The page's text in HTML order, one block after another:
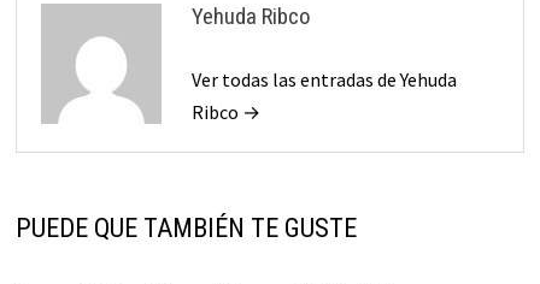
Yehuda Ribco
Ver todas las entradas de Yehuda
Ribco →
PUEDE QUE TAMBIÉN TE GUSTE